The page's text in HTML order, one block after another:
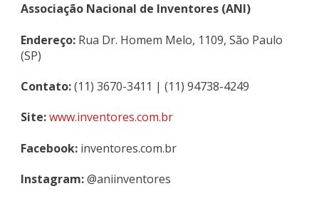
Associação Nacional de Inventores (ANI)
Endereço: Rua Dr. Homem Melo, 1109, São Paulo
(SP)
Contato:(11) 3670-3411 | (11) 94738-4249
Site:www.inventores.com.br
Facebook: inventores.com.br
Instagram:@aniinventores